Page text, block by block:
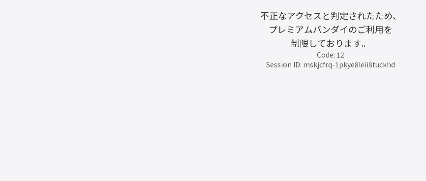
不正なアクセスと判定されたため、
プレミアムバンダイのご利用を
制限しております。
Code: 12
Session ID: mskjcfrq-1pkye8leii8tuckhd